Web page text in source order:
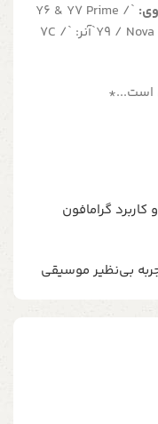
`Y6 & Y7 Prime /
Y9 / Nova 3e / P Smart / P30 Pro / Mate 10`آنر: `7C /
است...*
گرامافون
بی‌نظیر موسیقی